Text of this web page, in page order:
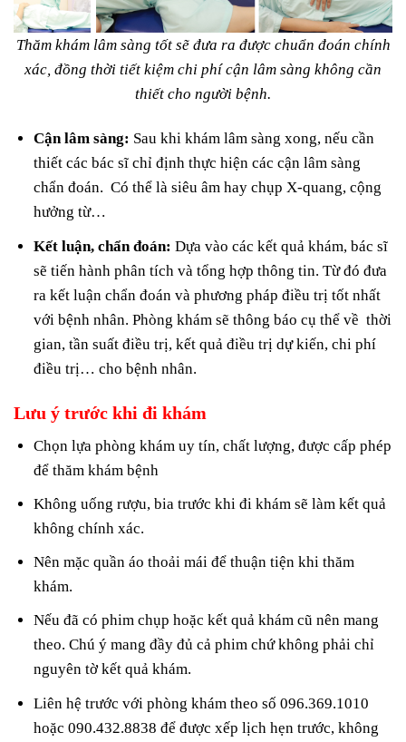
Thăm khám lâm sàng tốt sẽ đưa ra được chuẩn đoán chính
xác, đồng thời tiết kiệm chi phí cận lâm sàng không cần
thiết cho người bệnh.
Cận lâm sàng: Sau khi khám lâm sàng xong, nếu cần
thiết các bác sĩ chỉ định thực hiện các cận lâm sàng
chẩn đoán. Có thể là siêu âm hay chụp X-quang, cộng
hưởng từ…
Kết luận, chẩn đoán: Dựa vào các kết quả khám, bác sĩ
sẽ tiến hành phân tích và tổng hợp thông tin. Từ đó đưa
ra kết luận chẩn đoán và phương pháp điều trị tốt nhất
với bệnh nhân. Phòng khám sẽ thông báo cụ thể về thời
gian, tần suất điều trị, kết quả điều trị dự kiến, chi phí
điều trị… cho bệnh nhân.
Lưu ý trước khi đi khám
Chọn lựa phòng khám uy tín, chất lượng, được cấp phép
để thăm khám bệnh
Không uống rượu, bia trước khi đi khám sẽ làm kết quả
không chính xác.
Nên mặc quần áo thoải mái để thuận tiện khi thăm
khám.
Nếu đã có phim chụp hoặc kết quả khám cũ nên mang
theo. Chú ý mang đầy đủ cả phim chứ không phải chỉ
nguyên tờ kết quả khám.
Liên hệ trước với phòng khám theo số 096.369.1010
hoặc 090.432.8838 để được xếp lịch hẹn trước, không